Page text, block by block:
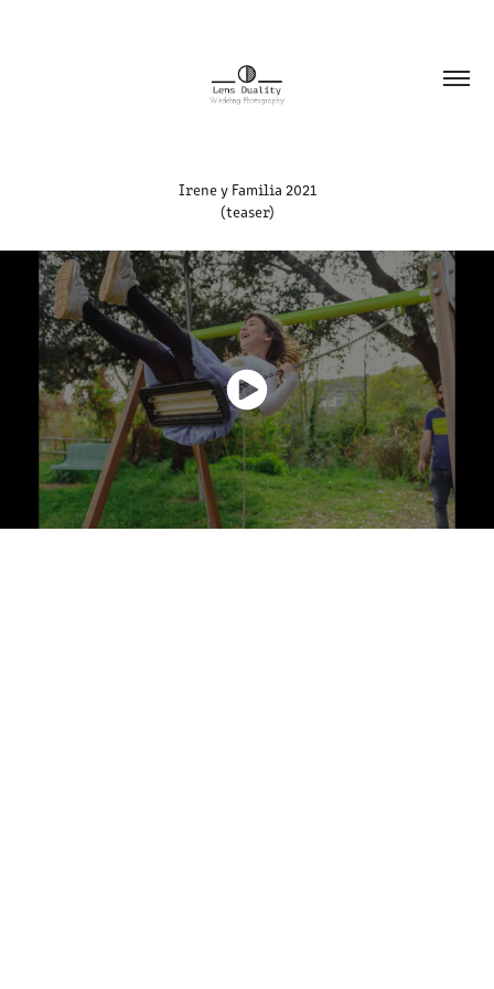
Irene y Familia 2021
(teaser)​​​​​​​